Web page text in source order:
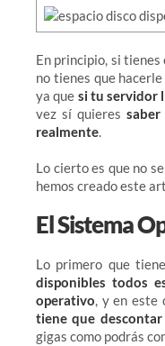
En principio, si
no tienes que
ya que si tu servidor
vez sí quieres
realmente.
Lo cierto es que no
hemos creado este
El Sistema
Lo primero que
disponibles todos
operativo, y en este
tiene que
gigas como podrás